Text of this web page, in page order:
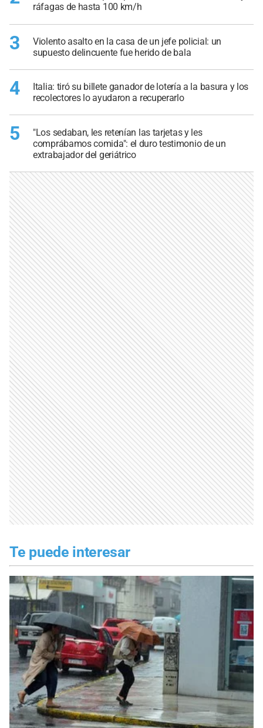
ráfagas de hasta 100 km/h
3
Violento asalto en la casa de un jefe policial: un
supuesto delincuente fue herido de bala
4
Italia: tiró su billete ganador de lotería a la basura y los
recolectores lo ayudaron a recuperarlo
5
"Los sedaban, les retenían las tarjetas y les
comprábamos comida": el duro testimonio de un
extrabajador del geriátrico
Te puede interesar